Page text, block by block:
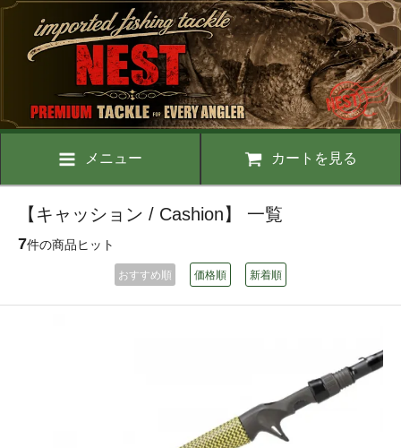
メニュー カートを見る
【キャッション / Cashion】 一覧
7件の商品ヒット
おすすめ順 価格順 新着順